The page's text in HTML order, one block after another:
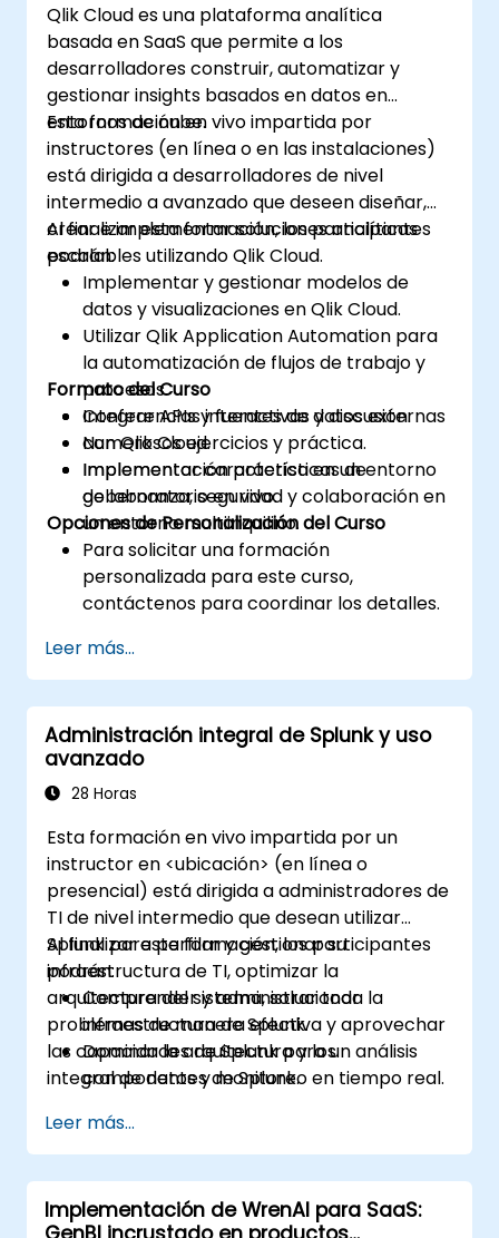
Qlik Cloud es una plataforma analítica
basada en SaaS que permite a los
desarrolladores construir, automatizar y
gestionar insights basados en datos en
entornos de nube.
Esta formación en vivo impartida por
instructores (en línea o en las instalaciones)
está dirigida a desarrolladores de nivel
intermedio a avanzado que deseen diseñar,
crear e implementar soluciones analíticas
escalables utilizando Qlik Cloud.
Al finalizar esta formación, los participantes
podrán:
Implementar y gestionar modelos de
datos y visualizaciones en Qlik Cloud.
Utilizar Qlik Application Automation para
la automatización de flujos de trabajo y
procesos.
Integrar APIs y fuentes de datos externas
con Qlik Cloud.
Implementar características de
gobernanza, seguridad y colaboración en
un entorno multiinquilino.
Formato del Curso
Conferencias interactivas y discusión.
Numerosos ejercicios y práctica.
Implementación práctica en un entorno
de laboratorio en vivo.
Opciones de Personalización del Curso
Para solicitar una formación
personalizada para este curso,
contáctenos para coordinar los detalles.
Leer más...
Administración integral de Splunk y uso
avanzado
28 Horas
Esta formación en vivo impartida por un
instructor en <ubicación> (en línea o
presencial) está dirigida a administradores de
TI de nivel intermedio que desean utilizar
Splunk para perfilar y gestionar su
infraestructura de TI, optimizar la
arquitectura del sistema, solucionar
problemas de manera efectiva y aprovechar
las capacidades de Splunk para un análisis
integral de datos y monitoreo en tiempo real.
Al finalizar esta formación, los participantes
podrán:
Comprender y administrar toda la
infraestructura de Splunk.
Dominar la arquitectura y los
componentes de Splunk.
avanzados de manera efectiva.
Aprovechar al máximo las capacidades
de Splunk para el análisis de datos,
monitoreo y generación de informes.
Leer más...
Implementación de WrenAI para SaaS: